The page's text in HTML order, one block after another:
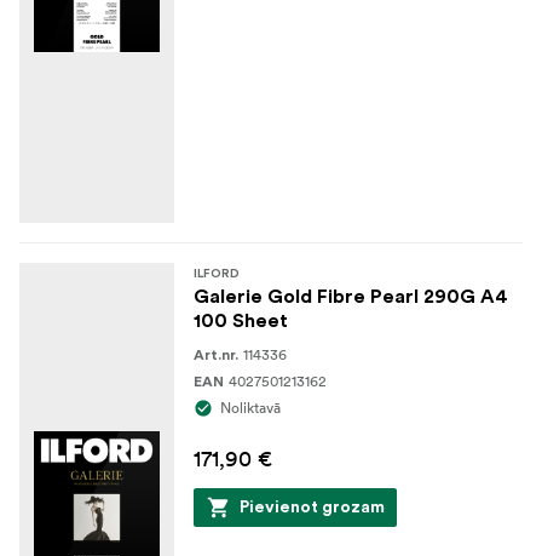
ILFORD
Galerie Gold Fibre Pearl 290G A4
100 Sheet
Art.nr. 114336
EAN 4027501213162
Noliktavā
171,90 €
Pievienot grozam